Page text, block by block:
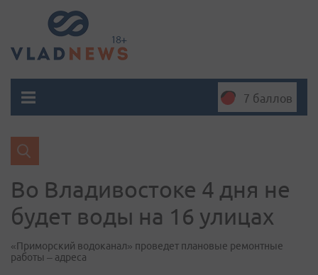
7 баллов
Во Владивостоке 4 дня не
будет воды на 16 улицах
«Приморский водоканал» проведет плановые ремонтные
работы – адреса